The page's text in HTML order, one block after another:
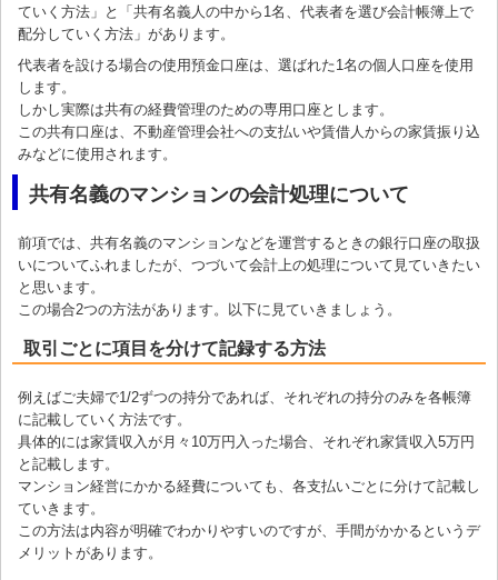
ていく方法」と「共有名義人の中から1名、代表者を選び会計帳簿上で
配分していく方法」があります。
代表者を設ける場合の使用預金口座は、選ばれた1名の個人口座を使用
します。
しかし実際は共有の経費管理のための専用口座とします。
この共有口座は、不動産管理会社への支払いや賃借人からの家賃振り込
みなどに使用されます。
共有名義のマンションの会計処理について
前項では、共有名義のマンションなどを運営するときの銀行口座の取扱
いについてふれましたが、つづいて会計上の処理について見ていきたい
と思います。
この場合2つの方法があります。以下に見ていきましょう。
取引ごとに項目を分けて記録する方法
例えばご夫婦で1/2ずつの持分であれば、それぞれの持分のみを各帳簿
に記載していく方法です。
具体的には家賃収入が月々10万円入った場合、それぞれ家賃収入5万円
と記載します。
マンション経営にかかる経費についても、各支払いごとに分けて記載し
ていきます。
この方法は内容が明確でわかりやすいのですが、手間がかかるというデ
メリットがあります。